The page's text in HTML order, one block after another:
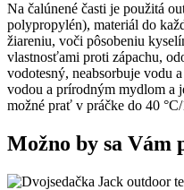
Na čalúnené časti je použitá
polypropylén), materiál do
žiareniu, voči pôsobeniu
vlastnosťami proti zápachu,
vodotesný, neabsorbuje vodu
vodou a prírodným mydlom a
možné prať v práčke do 40 °C/
Možno by sa Vám